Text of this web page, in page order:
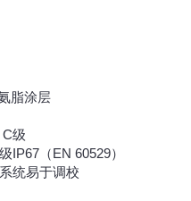
脂涂层
级
IP67（EN 60529）
统易于调校